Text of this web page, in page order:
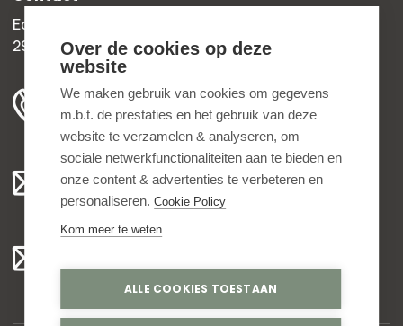
Edisonweg 30b
2952 AD Alblasserdam
+31 78 204 90 50
ma t/m vr 8.00 - 16.30 uur
Algemeen:
info@bedankjes.nl
klantenservice@bedankjes.nl
Over de cookies op deze
website
We maken gebruik van cookies om gegevens
m.b.t. de prestaties en het gebruik van deze
website te verzamelen & analyseren, om
sociale netwerkfunctionaliteiten aan te bieden en
onze content & advertenties te verbeteren en
personaliseren.Cookie Policy
Kom meer te weten
ALLE COOKIES TOESTAAN